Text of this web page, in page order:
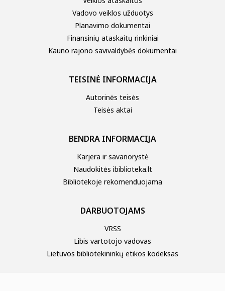
Vadovo veiklos užduotys
Planavimo dokumentai
Finansinių ataskaitų rinkiniai
Kauno rajono savivaldybės dokumentai
TEISINĖ INFORMACIJA
Autorinės teisės
Teisės aktai
BENDRA INFORMACIJA
Karjera ir savanorystė
Naudokitės ibiblioteka.lt
Bibliotekoje rekomenduojama
DARBUOTOJAMS
VRSS
Libis vartotojo vadovas
Lietuvos bibliotekininkų etikos kodeksas